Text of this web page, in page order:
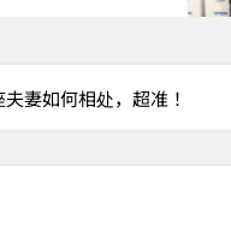
夫妻如何相处，超准！